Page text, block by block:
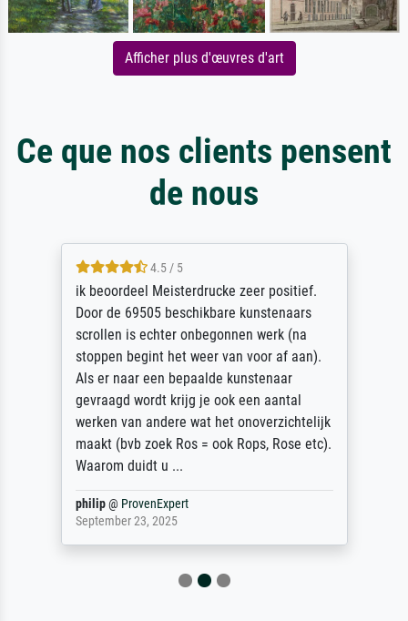
Afficher plus d'œuvres d'art
Ce que nos clients pensent
de nous
4.5 / 5
ik beoordeel Meisterdrucke zeer positief.
Door de 69505 beschikbare kunstenaars
scrollen is echter onbegonnen werk (na
stoppen begint het weer van voor af aan).
Als er naar een bepaalde kunstenaar
gevraagd wordt krijg je ook een aantal
werken van andere wat het onoverzichtelijk
maakt (bvb zoek Ros = ook Rops, Rose etc).
Waarom duidt u ...
philip@ ProvenExpert
September 23, 2025